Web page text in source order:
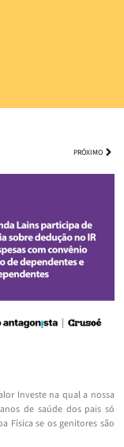
PRÓXIMO
Investe na qual a nossa
de saúde dos pais só
Física se os genitores são